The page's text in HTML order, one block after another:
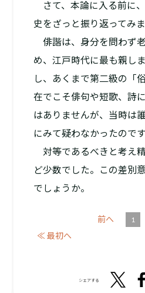
さて、本論に入る前に
史をざっと振り返ってみま
俳諧は、身分を問わず
め、江戸時代に最も親し
し、あくまで第二級の「
在でこそ俳句や短歌、詩
はありませんが、当時は
にみて疑わなかったのです
対等であるべきと考え
ど少数でした。この差別
でしょうか。
≪ 最初へ
前へ 1
シェアする